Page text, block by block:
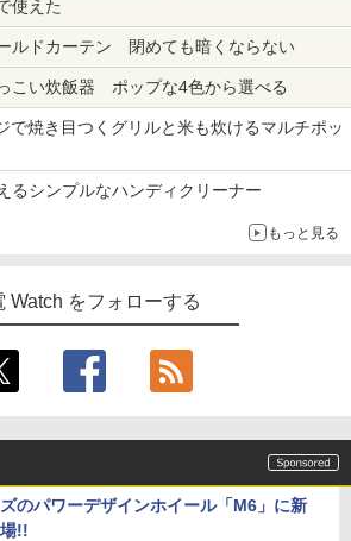
使えた
ルドカーテン 閉めても暗くならない
こい炊飯器 ポップな4色から選べる
で焼き目つくグリルと米も炊けるマルチポッ
るシンプルなハンディクリーナー
もっと見る
Watch をフォローする
のパワーデザインホイール「M6」に新
!!